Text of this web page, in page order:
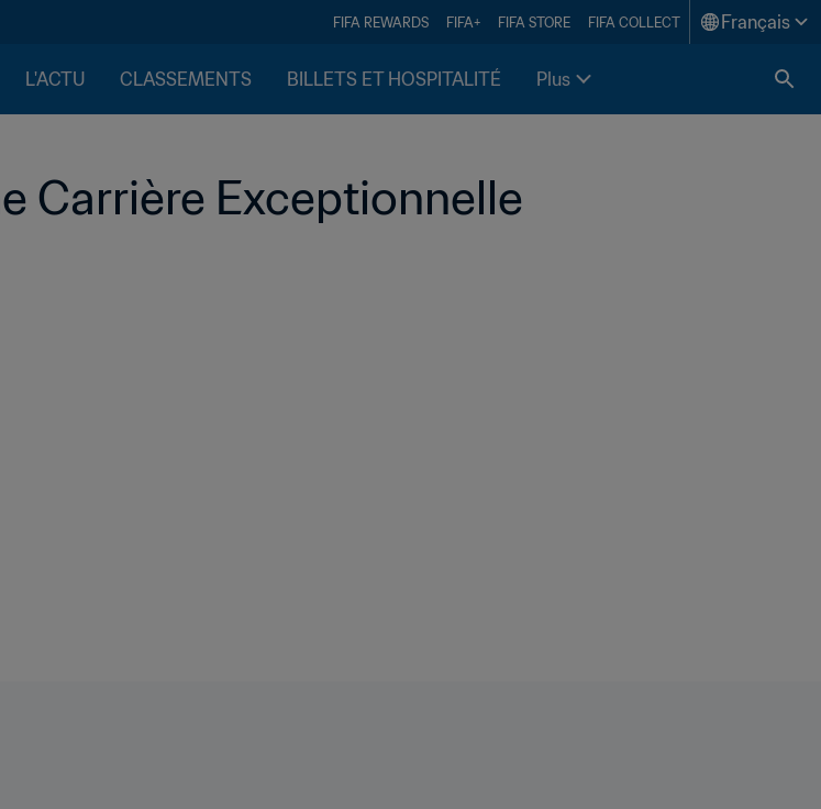
FIFA REWARDS FIFA+ FIFA STORE FIFA COLLECT Français
L'ACTU CLASSEMENTS BILLETS ET HOSPITALITÉ Plus
Carrière Exceptionnelle